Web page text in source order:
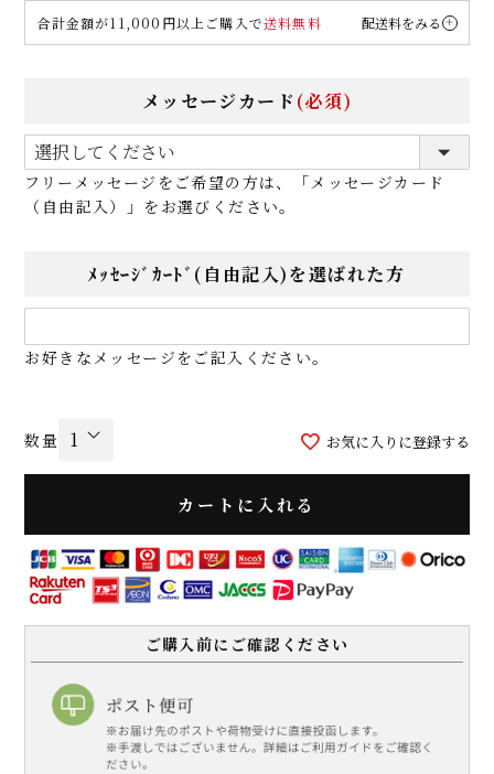
合計金額が11,000円以上ご購入で送料無料 配送料をみる
メッセージカード (必須)
フリーメッセージをご希望の方は、「メッセージカード
（自由記入）」をお選びください。
ﾒｯｾｰｼﾞｶｰﾄﾞ(自由記入)を選ばれた方
お好きなメッセージをご記入ください。
お気に入りに登録する
カートに入れる
ご購入前にご確認ください